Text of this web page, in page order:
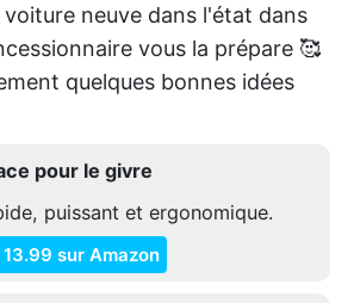
neuve dans l'état dans
vous la prépare 🥰
quelques bonnes idées
pour le givre
puissant et ergonomique.
sur Amazon